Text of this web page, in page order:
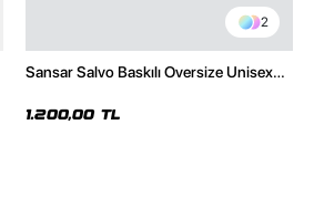
2
Sansar Salvo Baskılı Oversize Unisex
1.200,00 TL